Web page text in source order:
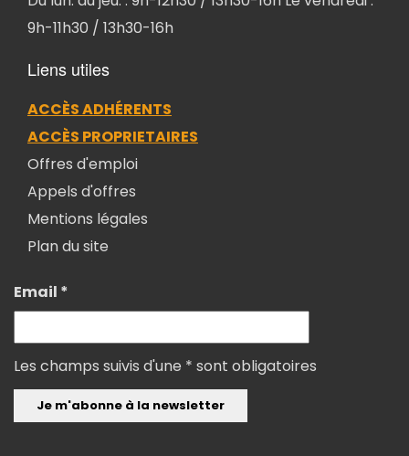
9h-11h30 / 13h30-16h
Liens utiles
ACCÈS ADHÉRENTS
ACCÈS PROPRIETAIRES
Offres d'emploi
Appels d'offres
Mentions légales
Plan du site
Email *
Les champs suivis d'une * sont obligatoires